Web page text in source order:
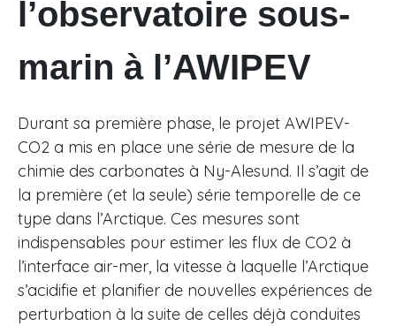
l’observatoire sous-
marin à l’AWIPEV
Durant sa première phase, le projet AWIPEV-
CO2 a mis en place une série de mesure de la
chimie des carbonates à Ny-Alesund. Il s’agit de
la première (et la seule) série temporelle de ce
type dans l’Arctique. Ces mesures sont
indispensables pour estimer les flux de CO2 à
l’interface air-mer, la vitesse à laquelle l’Arctique
s’acidifie et planifier de nouvelles expériences de
perturbation à la suite de celles déjà conduites